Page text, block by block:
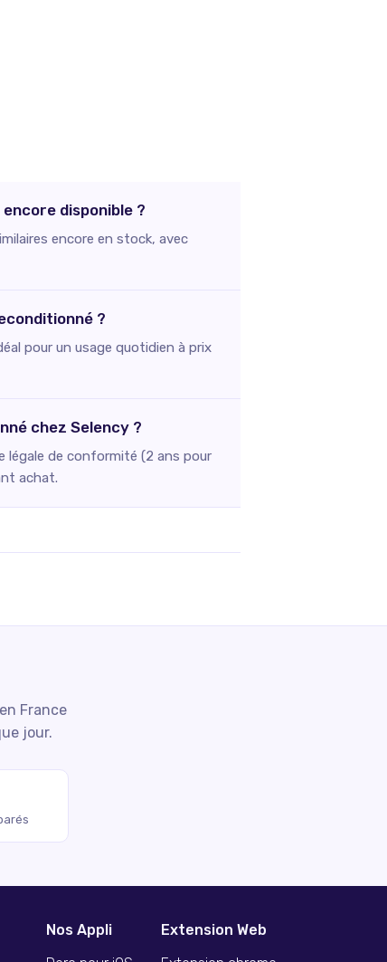
disponible ?
encore en stock, avec
?
pour un usage quotidien à prix
chez Selency ?
légale de conformité (2 ans pour
achat.
France
jour.
Nos Appli
Extension Web